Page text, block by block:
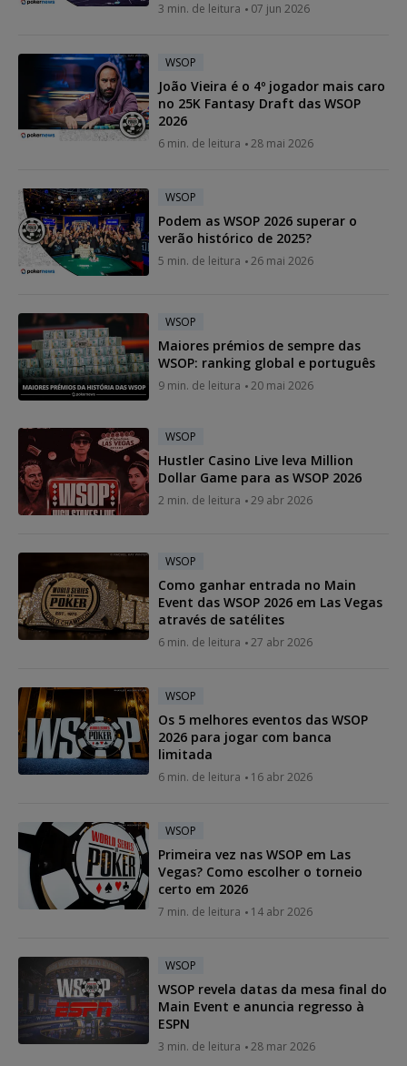
3 min. de leitura 07 jun 2026
WSOP
João Vieira é o 4º jogador mais caro
no 25K Fantasy Draft das WSOP
2026
6 min. de leitura 28 mai 2026
WSOP
Podem as WSOP 2026 superar o
verão histórico de 2025?
5 min. de leitura 26 mai 2026
WSOP
Maiores prémios de sempre das
WSOP: ranking global e português
9 min. de leitura 20 mai 2026
WSOP
Hustler Casino Live leva Million
Dollar Game para as WSOP 2026
2 min. de leitura 29 abr 2026
WSOP
Como ganhar entrada no Main
Event das WSOP 2026 em Las Vegas
através de satélites
6 min. de leitura 27 abr 2026
WSOP
Os 5 melhores eventos das WSOP
2026 para jogar com banca
limitada
6 min. de leitura 16 abr 2026
WSOP
Primeira vez nas WSOP em Las
Vegas? Como escolher o torneio
certo em 2026
7 min. de leitura 14 abr 2026
WSOP
WSOP revela datas da mesa final do
Main Event e anuncia regresso à
ESPN
3 min. de leitura 28 mar 2026